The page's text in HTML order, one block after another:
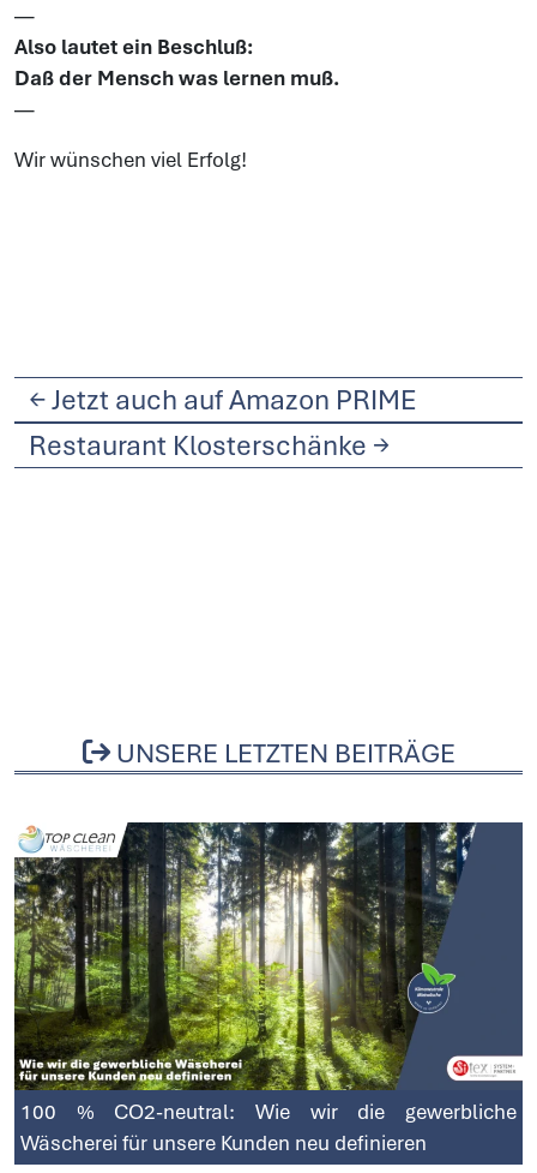
—
Also lautet ein Beschluß:
Daß der Mensch was lernen muß.
—
Wir wünschen viel Erfolg!
←Jetzt auch auf Amazon PRIME
Restaurant Klosterschänke →
UNSERE LETZTEN BEITRÄGE
100 % CO2-neutral: Wie wir die gewerbliche
Wäscherei für unsere Kunden neu definieren